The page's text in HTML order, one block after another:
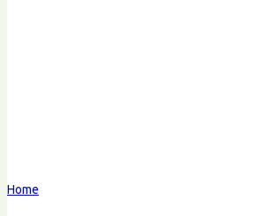
Home